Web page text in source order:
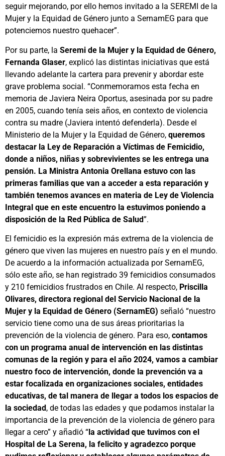
seguir mejorando, por ello hemos invitado a la SEREMI de la
Mujer y la Equidad de Género junto a SernamEG para que
potenciemos nuestro quehacer”.
Por su parte, la Seremi de la Mujer y la Equidad de Género,
Fernanda Glaser, explicó las distintas iniciativas que está
llevando adelante la cartera para prevenir y abordar este
grave problema social. “Conmemoramos esta fecha en
memoria de Javiera Neira Oportus, asesinada por su padre
en 2005, cuando tenía seis años, en contexto de violencia
contra su madre (Javiera intentó defenderla). Desde el
Ministerio de la Mujer y la Equidad de Género, queremos
destacar la Ley de Reparación a Víctimas de Femicidio,
donde a niños, niñas y sobrevivientes se les entrega una
pensión. La Ministra Antonia Orellana estuvo con las
primeras familias que van a acceder a esta reparación y
también tenemos avances en materia de Ley de Violencia
Integral que en este encuentro la estuvimos poniendo a
disposición de la Red Pública de Salud”.
El femicidio es la expresión más extrema de la violencia de
género que viven las mujeres en nuestro país y en el mundo.
De acuerdo a la información actualizada por SernamEG,
sólo este año, se han registrado 39 femicidios consumados
y 210 femicidios frustrados en Chile. Al respecto, Priscilla
Olivares, directora regional del Servicio Nacional de la
Mujer y la Equidad de Género (SernamEG) señaló “nuestro
servicio tiene como una de sus áreas prioritarias la
prevención de la violencia de género. Para eso, contamos
con un programa anual de intervención en las distintas
comunas de la región y para el año 2024, vamos a cambiar
nuestro foco de intervención, donde la prevención va a
estar focalizada en organizaciones sociales, entidades
educativas, de tal manera de llegar a todos los espacios de
la sociedad , de todas las edades y que podamos instalar la
importancia de la prevención de la violencia de género para
llegar a cero” y añadió “ la actividad que tuvimos con el
Hospital de La Serena, la felicito y agradezco porque